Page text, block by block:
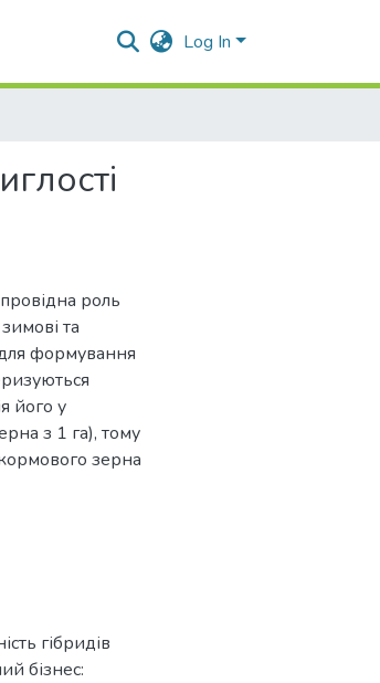
Log In
роль
та
формування
його у
з 1 га), тому
зерна
гібридів
бізнес: